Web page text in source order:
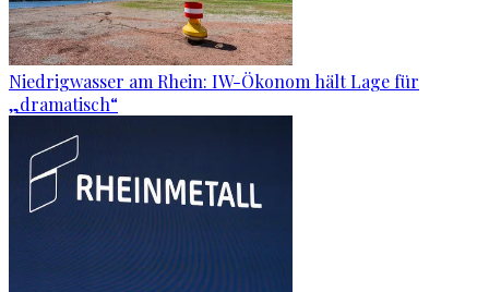
Niedrigwasser am Rhein: IW-Ökonom hält Lage für
„dramatisch“